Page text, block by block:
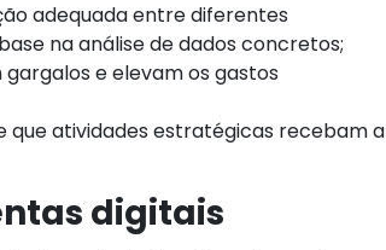
adequada entre diferentes
na análise de dados concretos;
e elevam os gastos
que atividades estratégicas recebam a
digitais